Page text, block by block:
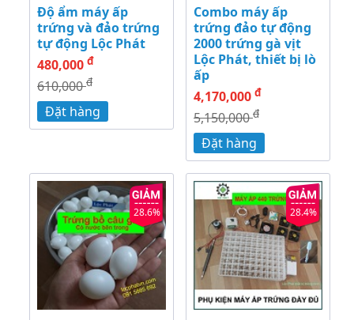
Độ ẩm máy ấp
trứng và đảo trứng
tự động Lộc Phát
480,000 đ
610,000đ
Đặt hàng
Combo máy ấp
trứng đảo tự động
2000 trứng gà vịt
Lộc Phát, thiết bị lò
ấp
4,170,000 đ
5,150,000đ
Đặt hàng
28.6% 28.4%